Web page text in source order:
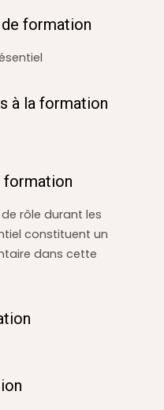
formation
à la formation
formation
rôle durant les
constituent un
dans cette